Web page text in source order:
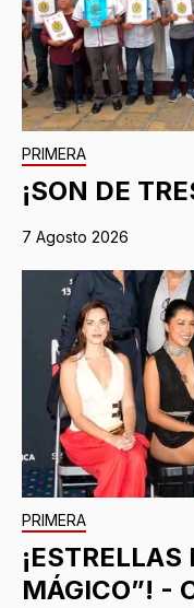
PRIMERA
¡SON DE
7 Agosto 2026
PRIMERA
MÁGICO”! -